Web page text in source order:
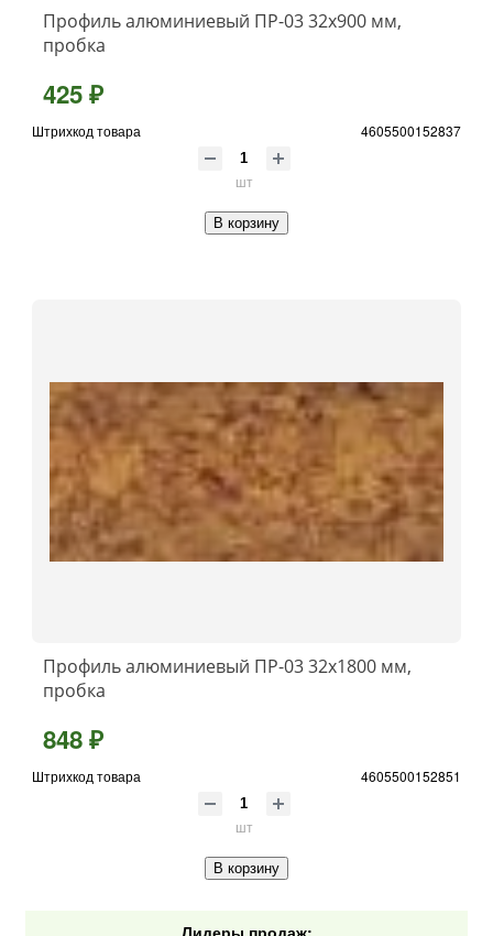
Профиль алюминиевый ПР-03 32x900 мм,
пробка
425 ₽
Штрихкод товара 4605500152837
шт
В корзину
Профиль алюминиевый ПР-03 32x1800 мм,
пробка
848 ₽
Штрихкод товара 4605500152851
шт
В корзину